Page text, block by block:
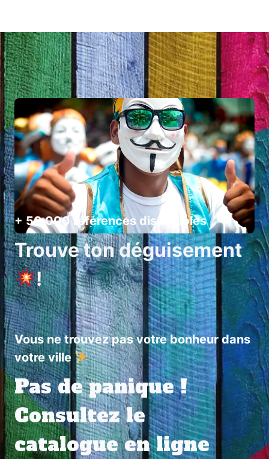
+ 50 000 références disponibles
Trouve ton déguisement
!
Vous ne trouvez pas votre bonheur dans
votre ville
Pas de panique !
Consultez le
catalogue en ligne